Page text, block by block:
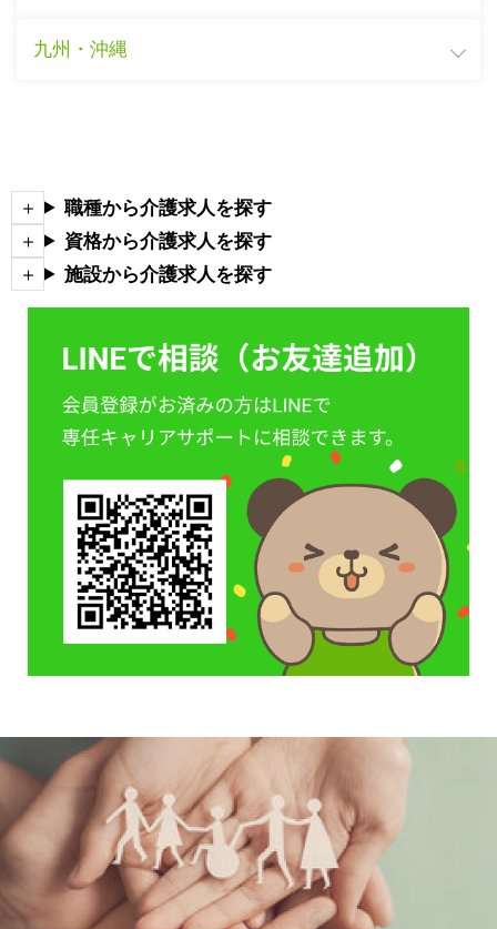
九州・沖縄
職種から介護求人を探す
資格から介護求人を探す
施設から介護求人を探す